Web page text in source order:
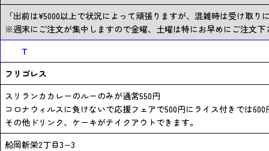
「出前は¥5000以上で状況によって頑張りますが、混雑時は受け取
※週末にご注文が集中しますので金曜、土曜は特にお早めにご注文下
T
フリゴレス
スリランカカレーのルーのみが通常550円
コロナウィルスに負けないで応援フェアで500円にライス付きでは
その他ドリンク、ケーキがテイクアウトできます。
船岡新栄2丁目3−3